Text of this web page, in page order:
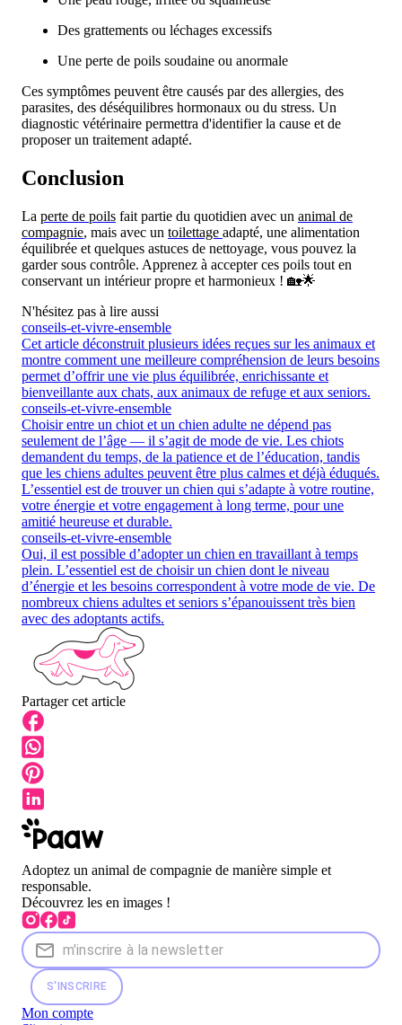
Des grattements ou léchages excessifs
Une perte de poils soudaine ou anormale
Ces symptômes peuvent être causés par des allergies, des
parasites, des déséquilibres hormonaux ou du stress. Un
diagnostic vétérinaire permettra d'identifier la cause et de
proposer un traitement adapté.
Conclusion
La perte de poils fait partie du quotidien avec un animal de
compagnie, mais avec un toilettage adapté, une alimentation
équilibrée et quelques astuces de nettoyage, vous pouvez la
garder sous contrôle. Apprenez à accepter ces poils tout en
conservant un intérieur propre et harmonieux ! 🏡🌟
N'hésitez pas à lire aussi
conseils-et-vivre-ensemble
Cet article déconstruit plusieurs idées reçues sur les animaux et
montre comment une meilleure compréhension de leurs besoins
permet d’offrir une vie plus équilibrée, enrichissante et
bienveillante aux chats, aux animaux de refuge et aux seniors.
conseils-et-vivre-ensemble
Choisir entre un chiot et un chien adulte ne dépend pas
seulement de l’âge — il s’agit de mode de vie. Les chiots
demandent du temps, de la patience et de l’éducation, tandis
que les chiens adultes peuvent être plus calmes et déjà éduqués.
L’essentiel est de trouver un chien qui s’adapte à votre routine,
votre énergie et votre engagement à long terme, pour une
amitié heureuse et durable.
conseils-et-vivre-ensemble
Oui, il est possible d’adopter un chien en travaillant à temps
plein. L’essentiel est de choisir un chien dont le niveau
d’énergie et les besoins correspondent à votre mode de vie. De
nombreux chiens adultes et seniors s’épanouissent très bien
avec des adoptants actifs.
Partager cet article
Adoptez un animal de compagnie de manière simple et
responsable.
Découvrez les en images !
S'INSCRIRE
Mon compte